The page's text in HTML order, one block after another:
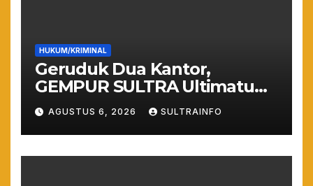
HUKUM/KRIMINAL
Geruduk Dua Kantor,
GEMPUR SULTRA Ultimatum
Keras: Lahan Puuwatu Siap
Diduduki Jika Tak Ada
Kepastian Hukum
AGUSTUS 6, 2026 SULTRAINFO